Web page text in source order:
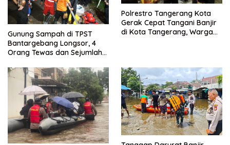
Gunung Sampah di TPST
Bantargebang Longsor, 4
Orang Tewas dan Sejumlah
Polrestro Tangerang Kota
Gerak Cepat Tangani Banjir
di Kota Tangerang, Warga